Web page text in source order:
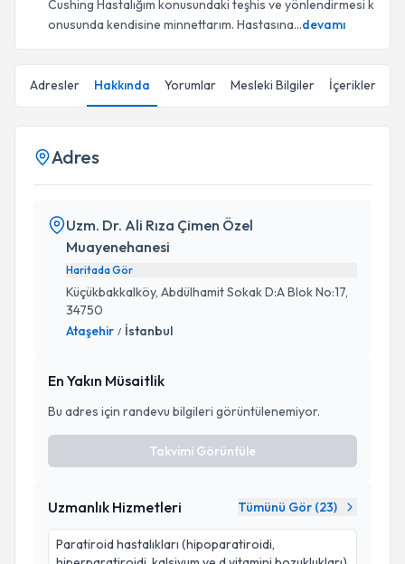
Cushing Hastalığım konusundaki teşhis ve yönlendirmesi k
onusunda kendisine minnettarım. Hastasına...devamı
Adresler Hakkında Yorumlar Mesleki Bilgiler İçerikler
Adres
Uzm. Dr. Ali Rıza Çimen Özel
Muayenehanesi
Haritada Gör
Küçükbakkalköy, Abdülhamit Sokak D:A Blok No:17,
34750
Ataşehir / İstanbul
En Yakın Müsaitlik
Bu adres için randevu bilgileri görüntülenemiyor.
Takvimi Görüntüle
Uzmanlık Hizmetleri Tümünü Gör (23)
Paratiroid hastalıkları (hipoparatiroidi,